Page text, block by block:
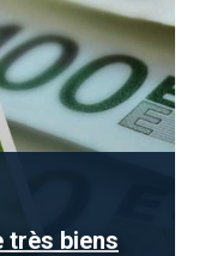
très biens